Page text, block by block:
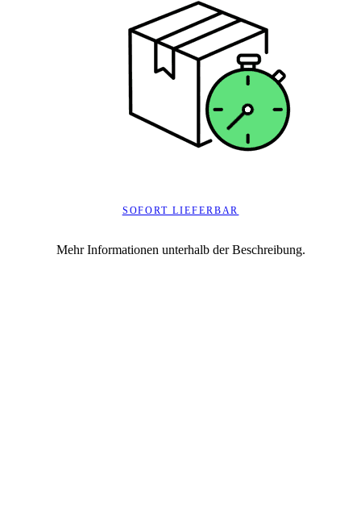
SOFORT LIEFERBAR
Mehr Informationen unterhalb der Beschreibung.